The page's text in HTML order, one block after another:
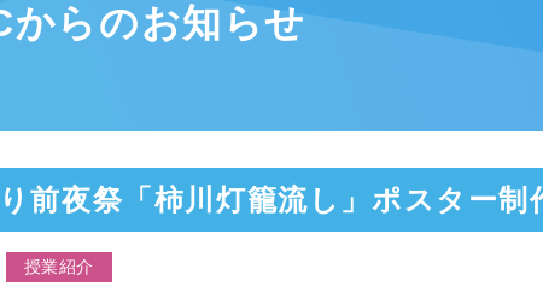
からのお知らせ
前夜祭「柿川灯籠流し」ポスター制
授業紹介